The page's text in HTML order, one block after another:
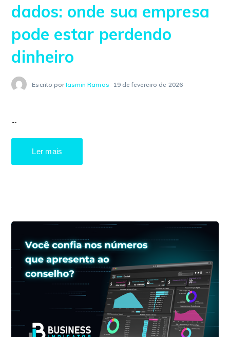
dados: onde sua empresa
pode estar perdendo
dinheiro
Escrito porIasmin Ramos 19 de fevereiro de 2026
...
Ler mais